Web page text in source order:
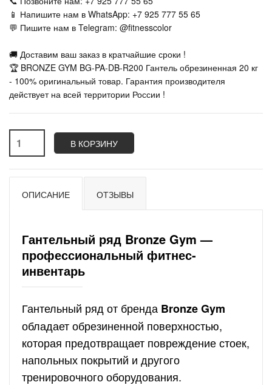
📱 Напишите нам в WhatsApp: +7 925 777 55 65
💬 Пишите нам в Telegram: @fitnesscolor
🚚 Доставим ваш заказ в кратчайшие сроки !
🏆 BRONZE GYM BG-PA-DB-R200 Гантель обрезиненная 20 кг
- 100% оригинальный товар. Гарантия производителя
действует на всей территории России !
В КОРЗИНУ
ОПИСАНИЕ ОТЗЫВЫ
Гантельный ряд Bronze Gym —
профессиональный фитнес-
инвентарь
Гантельный ряд от бренда Bronze Gym
обладает обрезиненной поверхностью,
которая предотвращает повреждение стоек,
напольных покрытий и другого
тренировочного оборудования.